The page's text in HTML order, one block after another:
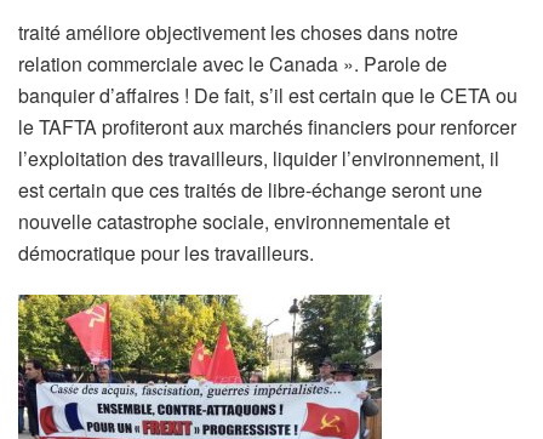
traité améliore objectivement les choses dans notre
relation commerciale avec le Canada ». Parole de
banquier d’affaires ! De fait, s’il est certain que le CETA ou
le TAFTA profiteront aux marchés financiers pour renforcer
l’exploitation des travailleurs, liquider l’environnement, il
est certain que ces traités de libre-échange seront une
nouvelle catastrophe sociale, environnementale et
démocratique pour les travailleurs.